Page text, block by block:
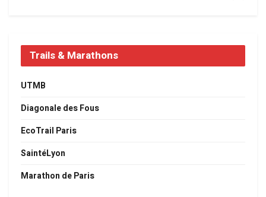
Trails & Marathons
UTMB
Diagonale des Fous
EcoTrail Paris
SaintéLyon
Marathon de Paris